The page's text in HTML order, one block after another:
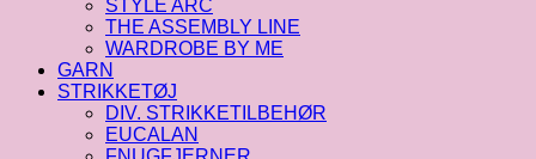
STYLE ARC
THE ASSEMBLY LINE
WARDROBE BY ME
GARN
STRIKKETØJ
DIV. STRIKKETILBEHØR
EUCALAN